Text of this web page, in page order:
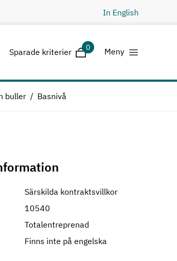
In English
Sparade kriterier
Sparade kriterier 0 Meny
buller Basnivå
Särskilda kontraktsvillkor
10540
Totalentreprenad
Finns inte på engelska